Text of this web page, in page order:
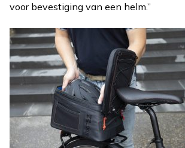
voor bevestiging van een helm.”